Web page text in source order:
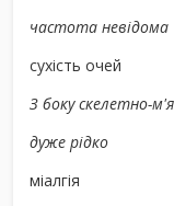
частота невідома
сухість очей
З боку скелетно-
дуже рідко
міалгія